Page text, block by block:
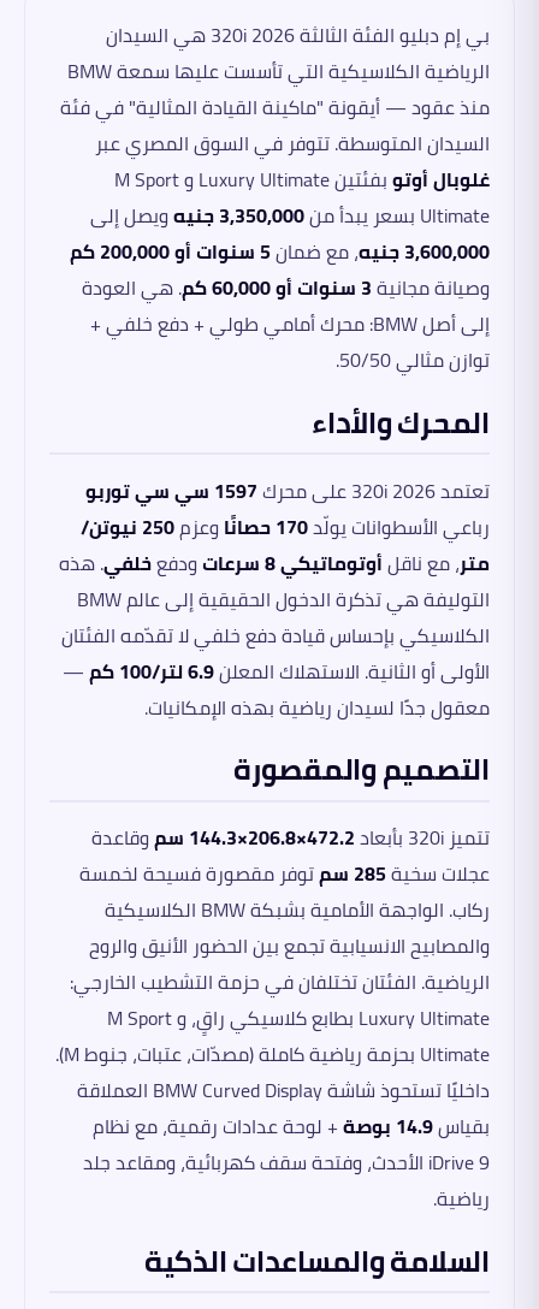
بي إم دبليو الفئة الثالثة 320i 2026 هي السيدان
الرياضية الكلاسيكية التي تأسست عليها سمعة BMW
منذ عقود — أيقونة "ماكينة القيادة المثالية" في فئة
السيدان المتوسطة. تتوفر في السوق المصري عبر
غلوبال أوتو
بفئتين Luxury Ultimate و M Sport
Ultimate بسعر يبدأ من
3,350,000 جنيه
ويصل إلى
3,600,000 جنيه
، مع ضمان5 سنوات أو 200,000 كم
وصيانة مجانية3 سنوات أو 60,000 كم
. هي العودة
إلى أصل BMW: محرك أمامي طولي + دفع خلفي +
توازن مثالي 50/50.
المحرك والأداء
تعتمد 320i 2026 على محرك
1597 سي سي توربو
رباعي الأسطوانات يولّد170 حصانًا وعزم
250 نيوتن/
متر، مع ناقلأوتوماتيكي 8 سرعات ودفعخلفي. هذه
التوليفة هي تذكرة الدخول الحقيقية إلى عالم BMW
الكلاسيكي بإحساس قيادة دفع خلفي لا تقدّمه الفئتان
الأولى أو الثانية. الاستهلاك المعلن6.9 لتر/100 كم
—
معقول جدًا لسيدان رياضية بهذه الإمكانيات.
التصميم والمقصورة
تتميز 320i بأبعاد 472.2×206.8×144.3 سم
وقاعدة
عجلات سخية285 سم
توفر مقصورة فسيحة لخمسة
ركاب. الواجهة الأمامية بشبكة BMW الكلاسيكية
والمصابيح الانسيابية تجمع بين الحضور الأنيق والروح
الرياضية. الفئتان تختلفان في حزمة التشطيب الخارجي:
Luxury Ultimate بطابع كلاسيكي راقٍ، و M Sport
Ultimate بحزمة رياضية كاملة (مصدّات، عتبات، جنوط M).
داخليًا تستحوذ شاشة BMW Curved Display العملاقة
بقياس14.9 بوصة
+ لوحة عدادات رقمية، مع نظام
iDrive 9 الأحدث، وفتحة سقف كهربائية، ومقاعد جلد
رياضية.
السلامة والمساعدات الذكية